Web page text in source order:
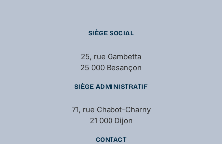
SIÈGE SOCIAL
25, rue Gambetta
25 000 Besançon
SIÈGE ADMINISTRATIF
71, rue Chabot-Charny
21 000 Dijon
CONTACT